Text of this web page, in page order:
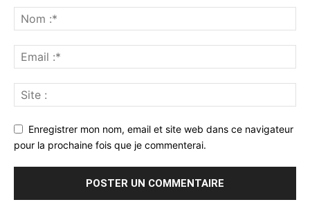
Enregistrer mon nom, email et site web dans ce navigateur
pour la prochaine fois que je commenterai.